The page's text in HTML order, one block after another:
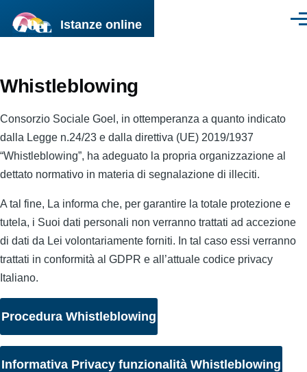
Istanze online
Whistleblowing
Consorzio Sociale Goel, in ottemperanza a quanto indicato
dalla Legge n.24/23 e dalla direttiva (UE) 2019/1937
“Whistleblowing”, ha adeguato la propria organizzazione al
dettato normativo in materia di segnalazione di illeciti.
A tal fine, La informa che, per garantire la totale protezione e
tutela, i Suoi dati personali non verranno trattati ad accezione
di dati da Lei volontariamente forniti. In tal caso essi verranno
trattati in conformità al GDPR e all’attuale codice privacy
Italiano.
Procedura Whistleblowing
Informativa Privacy funzionalità Whistleblowing